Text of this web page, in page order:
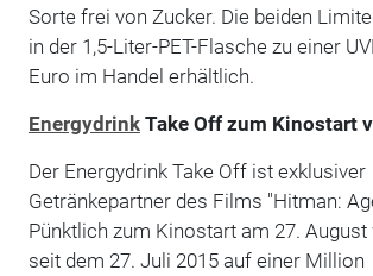
Sorte frei von Zucker. Die beiden
in der 1,5-Liter-PET-Flasche zu einer
Euro im Handel erhältlich.
EnergydrinkTake Off zum Kinostart
Der Energydrink Take Off ist exklusiver
Getränkepartner des Films "Hitman:
Pünktlich zum Kinostart am 27.
seit dem 27. Juli 2015 auf einer Million